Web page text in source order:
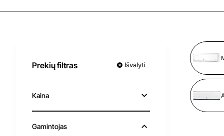
Prekių filtras Išvalyti
Kaina
Gamintojas